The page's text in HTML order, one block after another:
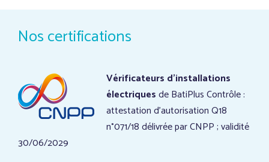
Nos certifications
Vérificateurs d’installations
électriquesde BatiPlus Contrôle :
attestation d’autorisation Q18
n°071/18 délivrée par CNPP ; validité
30/06/2029